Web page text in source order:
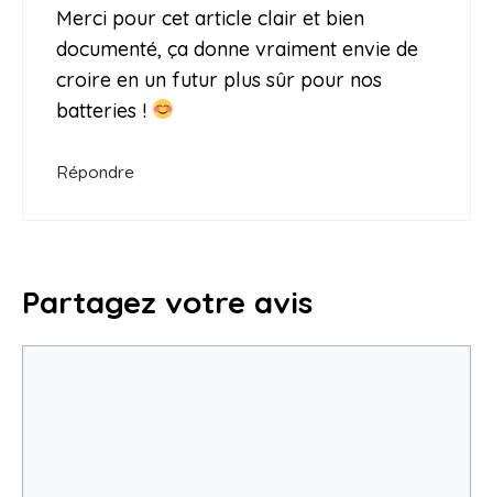
Merci pour cet article clair et bien
documenté, ça donne vraiment envie de
croire en un futur plus sûr pour nos
batteries !
Répondre
Partagez votre avis